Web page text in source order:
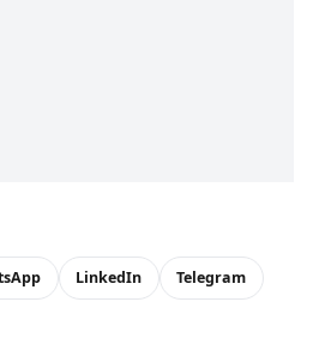
LinkedIn Telegram